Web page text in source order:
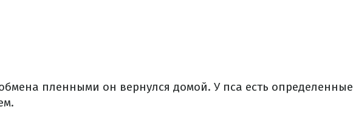
пленными он вернулся домой. У пса есть определенные